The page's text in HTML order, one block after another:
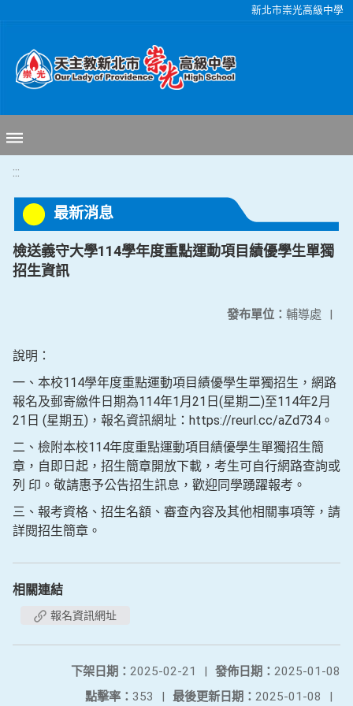
新北市崇光高級中學
:::
最新消息
檢送義守大學114學年度重點運動項目績優學生單獨
招生資訊
發布單位： 輔導處 |
說明：
一、本校114學年度重點運動項目績優學生單獨招生，網路
報名及郵寄繳件日期為114年1月21日(星期二)至114年2月
21日 (星期五)，報名資訊網址：https://reurl.cc/aZd734。
二、檢附本校114年度重點運動項目績優學生單獨招生簡
章，自即日起，招生簡章開放下載，考生可自行網路查詢或
列 印。敬請惠予公告招生訊息，歡迎同學踴躍報考。
三、報考資格、招生名額、審查內容及其他相關事項等，請
詳閱招生簡章。
相關連結
報名資訊網址
發佈日期： 2025-01-08
下架日期： 2025-02-21
|
最後更新日期： 2025-01-08 |
點擊率： 353 |